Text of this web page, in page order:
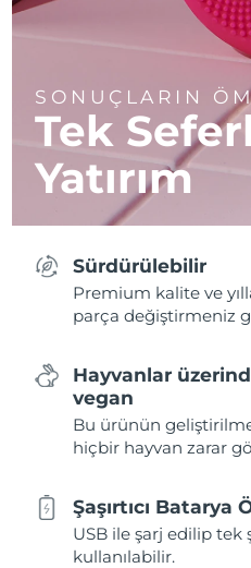
SONUÇLARIN
Tek
Yatırım
Sürdürülebilir
Premium kalite ve
parça değiştirmeniz
Hayvanlar
vegan
Bu ürünün
hiçbir hayvan zarar
Şaşırtıcı Batarya
USB ile şarj edilip tek
kullanılabilir.